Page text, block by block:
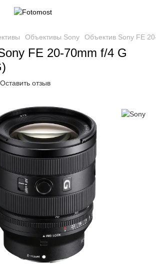
Объективы Sony Объектив Sony FE
FE 20-70mm f/4 G
Оставить отзыв